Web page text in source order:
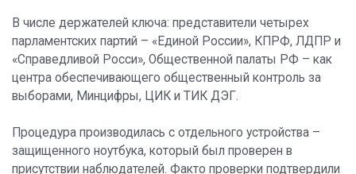
В числе держателей ключа: представители четырех
парламентских партий – «Единой России», КПРФ, ЛДПР и
«Справедливой Росси», Общественной палаты РФ – как
центра обеспечивающего общественный контроль за
выборами, Минцифры, ЦИК и ТИК ДЭГ.
Процедура производилась с отдельного устройства –
защищенного ноутбука, который был проверен в
присутствии наблюдателей. Факто проверки подтвердили